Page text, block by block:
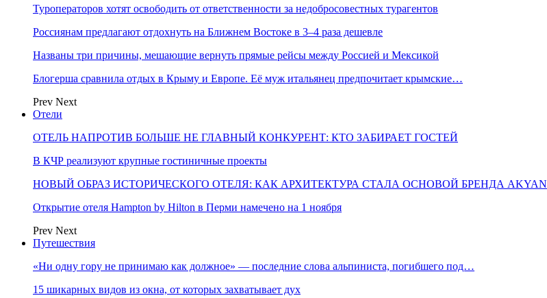
Туроператоров хотят освободить от ответственности за недобросовестных турагентов
Россиянам предлагают отдохнуть на Ближнем Востоке в 3–4 раза дешевле
Названы три причины, мешающие вернуть прямые рейсы между Россией и Мексикой
Блогерша сравнила отдых в Крыму и Европе. Её муж итальянец предпочитает крымские…
Prev Next
Отели
ОТЕЛЬ НАПРОТИВ БОЛЬШЕ НЕ ГЛАВНЫЙ КОНКУРЕНТ: КТО ЗАБИРАЕТ ГОСТЕЙ
В КЧР реализуют крупные гостиничные проекты
НОВЫЙ ОБРАЗ ИСТОРИЧЕСКОГО ОТЕЛЯ: КАК АРХИТЕКТУРА СТАЛА ОСНОВОЙ БРЕНДА AKYAN
Открытие отеля Hampton by Hilton в Перми намечено на 1 ноября
Prev Next
Путешествия
«Ни одну гору не принимаю как должное» — последние слова альпиниста, погибшего под…
15 шикарных видов из окна, от которых захватывает дух